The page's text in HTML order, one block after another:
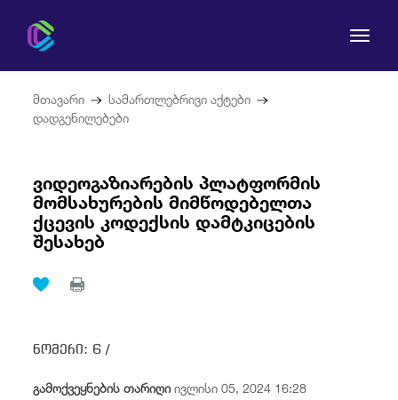
კომისია
მომხმარებლის უფლებები
რეგულირება
მთავარი სამართლებრივი აქტები
დადგენილებები
ვიდეოგაზიარების პლატფორმის
მომსახურების მიმწოდებელთა
ქცევის კოდექსის დამტკიცების
შესახებ
ნომერი: 6 /
გამოქვეყნების თარიღიივლისი 05, 2024 16:28